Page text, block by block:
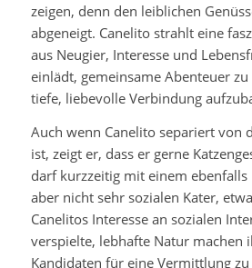
zeigen, denn den leiblichen
abgeneigt. Canelito strahlt eine
aus Neugier, Interesse und
einlädt, gemeinsame Abenteuer
tiefe, liebevolle Verbindung
Auch wenn Canelito separiert von
ist, zeigt er, dass er gerne
darf kurzzeitig mit einem ebenfalls
aber nicht sehr sozialen Kater,
Canelitos Interesse an sozialen
verspielte, lebhafte Natur machen
Kandidaten für eine Vermittlung